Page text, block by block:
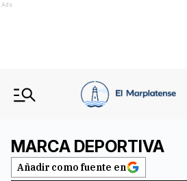
Ads
MARCA DEPORTIVA
Añadir como fuente en